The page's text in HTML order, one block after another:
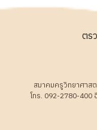
ตร
สมาคมครูวิทยาศาส
โทร. 092-2780-400